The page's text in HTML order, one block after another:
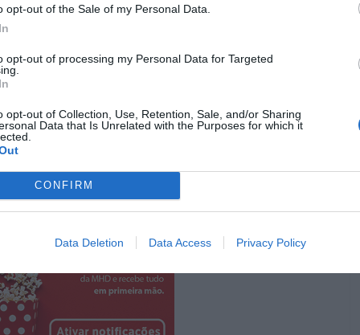
opt-out of the Sale of my Personal Data.
opt-out of processing my Personal Data for Targeted
opt-out of Collection, Use, Retention, Sale, and/or Sharing
Data that Is Unrelated with the Purposes for which it
CONFIRM
Data Deletion Data Access Privacy Policy
sete reinos por ter mortoDaenerys Targaryen
sempre uma certa trepidação por parte da
história forte para contar, porque houve uma outra
foi desenvolvida, “Bloodmoon” com
para acabar cancelado, depois de terem gasto muito